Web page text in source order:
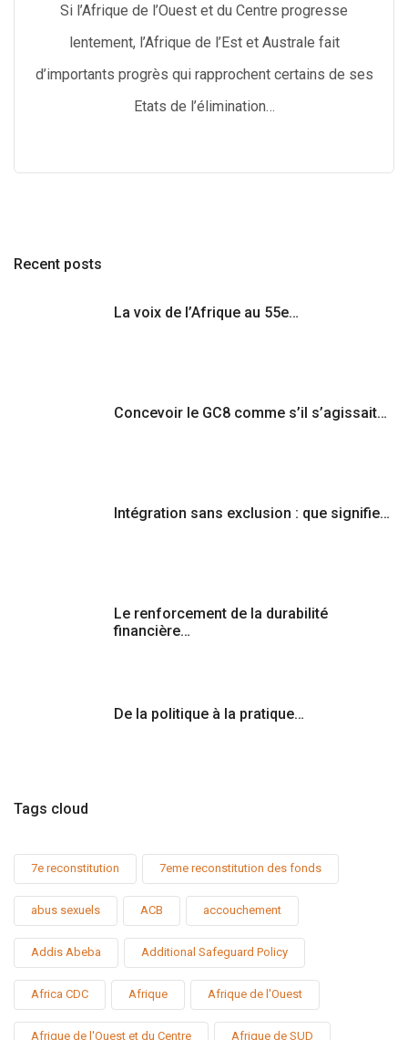
Si l’Afrique de l’Ouest et du Centre progresse
lentement, l’Afrique de l’Est et Australe fait
d’importants progrès qui rapprochent certains de ses
Etats de l’élimination…
Recent posts
La voix de l’Afrique au 55e…
Concevoir le GC8 comme s’il s’agissait…
Intégration sans exclusion : que signifie…
Le renforcement de la durabilité
financière…
De la politique à la pratique…
Tags cloud
7e reconstitution 7eme reconstitution des fonds
abus sexuels ACB accouchement
Addis Abeba Additional Safeguard Policy
Africa CDC Afrique Afrique de l'Ouest
Afrique de l'Ouest et du Centre Afrique de SUD